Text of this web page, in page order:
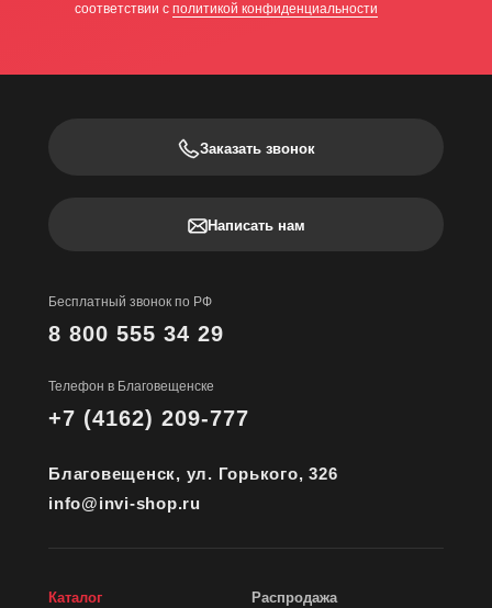
соответствии с политикой конфиденциальности
Заказать звонок
Написать нам
Бесплатный звонок по РФ
8 800 555 34 29
Телефон в Благовещенске
+7 (4162) 209-777
Благовещенск, ул. Горького, 326
info@invi-shop.ru
Каталог Распродажа